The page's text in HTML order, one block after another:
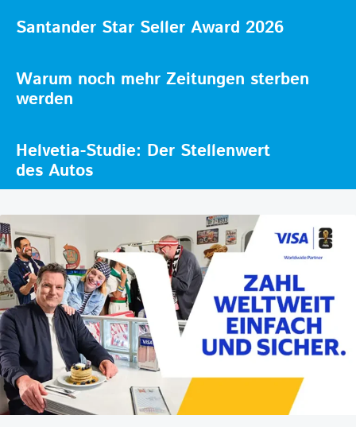
Santander Star Seller Award 2026
Warum noch mehr Zeitungen sterben
werden
Helvetia-Studie: Der Stellenwert
des Autos